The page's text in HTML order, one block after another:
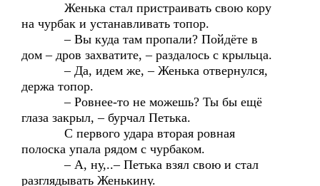
Женька стал пристраивать свою кору
на чурбак и устанавливать топор.
– Вы куда там пропали? Пойдёте в
дом – дров захватите, – раздалось с крыльца.
– Да, идем же, – Женька отвернулся,
держа топор.
– Ровнее-то не можешь? Ты бы ещё
глаза закрыл, – бурчал Петька.
С первого удара вторая ровная
полоска упала рядом с чурбаком.
– А, ну,..– Петька взял свою и стал
разглядывать Женькину.